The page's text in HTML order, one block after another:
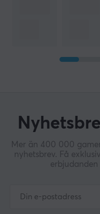
Mer än 400 000
nyhetsbrev. Få
erbjudanden